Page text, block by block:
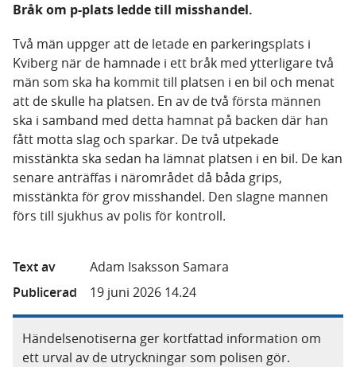
Bråk om p-plats ledde till misshandel.
Två män uppger att de letade en parkeringsplats i
Kviberg när de hamnade i ett bråk med ytterligare två
män som ska ha kommit till platsen i en bil och menat
att de skulle ha platsen. En av de två första männen
ska i samband med detta hamnat på backen där han
fått motta slag och sparkar. De två utpekade
misstänkta ska sedan ha lämnat platsen i en bil. De kan
senare anträffas i närområdet då båda grips,
misstänkta för grov misshandel. Den slagne mannen
förs till sjukhus av polis för kontroll.
Text av
Adam Isaksson Samara
Publicerad
19 juni 2026 14.24
Händelsenotiserna ger kortfattad information om
ett urval av de utryckningar som polisen gör.